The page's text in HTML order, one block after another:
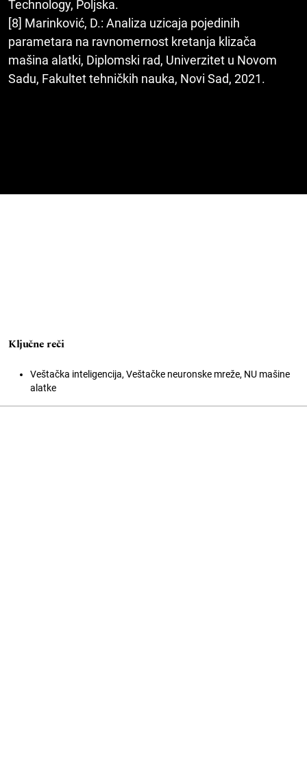
Technology, Poljska.
[8] Marinković, D.: Analiza uzicaja pojedinih
parametara na ravnomernost kretanja klizača
mašina alatki, Diplomski rad, Univerzitet u Novom
Sadu, Fakultet tehničkih nauka, Novi Sad, 2021.
Ključne reči
Veštačka inteligencija, Veštačke neuronske mreže, NU mašine
alatke